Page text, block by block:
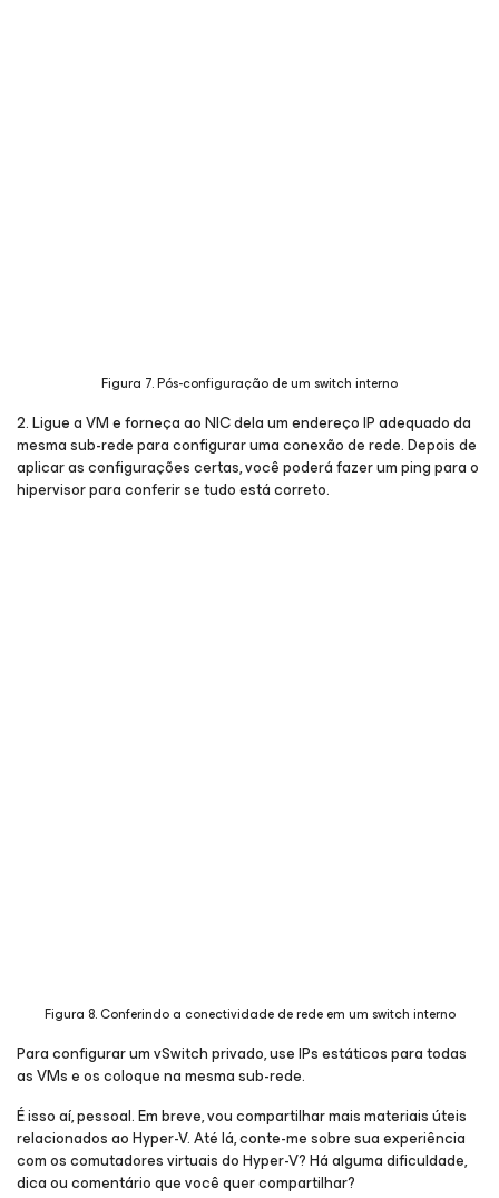
Figura 7. Pós-configuração de um switch interno
2. Ligue a VM e forneça ao NIC dela um endereço IP adequado da
mesma sub-rede para configurar uma conexão de rede. Depois de
aplicar as configurações certas, você poderá fazer um ping para o
hipervisor para conferir se tudo está correto.
Figura 8. Conferindo a conectividade de rede em um switch interno
Para configurar um vSwitch privado, use IPs estáticos para todas
as VMs e os coloque na mesma sub-rede.
É isso aí, pessoal. Em breve, vou compartilhar mais materiais úteis
relacionados ao Hyper-V. Até lá, conte-me sobre sua experiência
com os comutadores virtuais do Hyper-V? Há alguma dificuldade,
dica ou comentário que você quer compartilhar?